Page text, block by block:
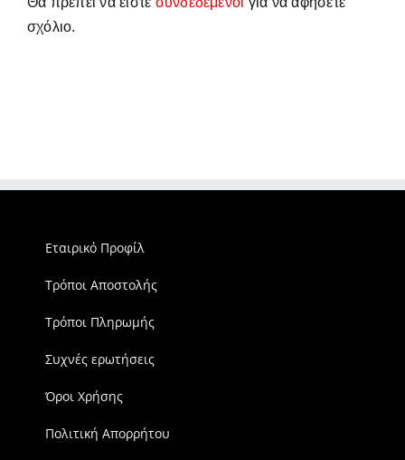
σχόλιο.
Εταιρικό Προφίλ
Τρόποι Αποστολής
Τρόποι Πληρωμής
Συχνές ερωτήσεις
Όροι Χρήσης
Πολιτική Απορρήτου